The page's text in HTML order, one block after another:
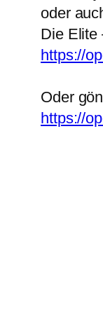
oder
Die Elite
https://
Oder
https://